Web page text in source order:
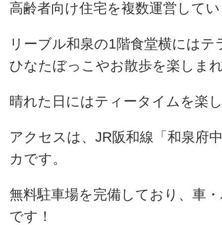
高齢者向け住宅を複数運営して
リーブル和泉の1階食堂横には
ひなたぼっこやお散歩を楽しま
晴れた日にはティータイムを楽
アクセスは、JR阪和線「和泉府
カです。
無料駐車場を完備しており、車
です！